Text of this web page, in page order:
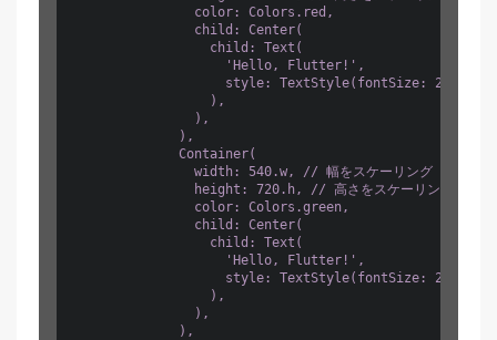
                color: Colors.red,
                child: Center(
                  child: Text(
                    'Hello, Flutter!',
style: TextStyle(fontSize: 24.sp),
                  ),
                ),
              ),
              Container(
                width: 540.w, // 幅をスケーリング
                height: 720.h, // 高さをスケーリング
                color: Colors.green,
                child: Center(
                  child: Text(
                    'Hello, Flutter!',
style: TextStyle(fontSize: 24.sp),
                  ),
                ),
              ),